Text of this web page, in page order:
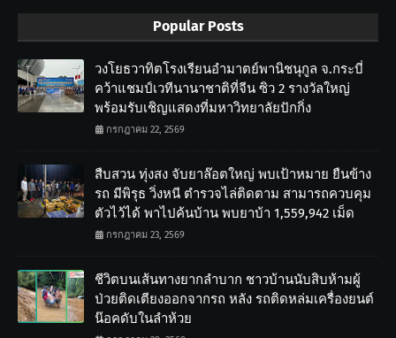
Popular Posts
วงโยธวาทิตโรงเรียนอำมาตย์พานิชนุกูล จ.กระบี่
คว้าแชมป์เวทีนานาชาติที่จีน ซิว 2 รางวัลใหญ่
พร้อมรับเชิญแสดงที่มหาวิทยาลัยปักกิ่ง
กรกฎาคม 22, 2569
สืบสวน ทุ่งสง จับยาล๊อตใหญ่ พบเป้าหมาย ยืนข้าง
รถ มีพิรุธ วิ่งหนี ตำรวจไล่ติดตาม สามารถควบคุม
ตัวไว้ได้ พาไปค้นบ้าน พบยาบ้า 1,559,942 เม็ด
กรกฎาคม 23, 2569
ชีวิตบนเส้นทางยากลำบาก ชาวบ้านนับสิบห้ามผู้
ป่วยติดเตียงออกจากรถ หลัง รถติดหล่มเครื่องยนต์
น๊อคดับในลำห้วย